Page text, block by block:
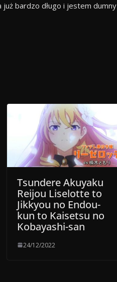
bardzo długo i jestem dumny
Tsundere Akuyaku
Reijou Liselotte to
Jikkyou no Endou-
kun to Kaisetsu no
Kobayashi-san
24/12/2022